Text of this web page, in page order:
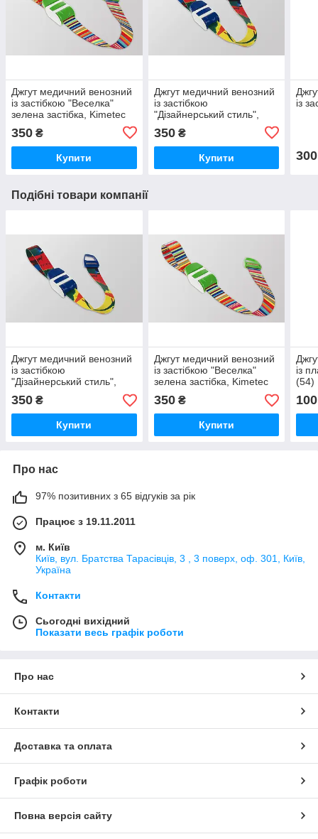
Джгут медичний венозний
із застібкою "Веселка"
зелена застібка, Kimetec
350 ₴
Купити
Джгут медичний венозний
із застібкою
"Дізайнерський стиль",
(Німеччина)
350₴
Купити
із
300
Подібні товари компанії
Джгут медичний венозний
із застібкою
"Дізайнерський стиль",
Kimetec GmbH
(Німеччина)
350 ₴
Купити
Джгут медичний венозний
із застібкою "Веселка"
зелена застібка, Kimetec
GmbH (Німеччина)
350₴
Купити
із
(54)
100
Про нас
97% позитивних з 65 відгуків за рік
Працює з 19.11.2011
м. Київ
Київ, вул. Братства Тарасівців, 3 , 3 поверх, оф. 301, Київ,
Україна
Контакти
Сьогодні вихідний
Показати весь графік роботи
Про нас
Контакти
Доставка та оплата
Графік роботи
Повна версія сайту